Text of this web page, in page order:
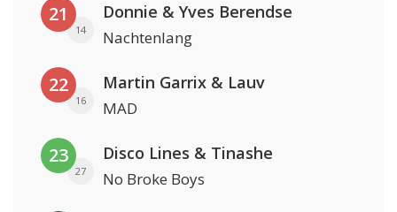
21
14
Donnie & Yves Berendse
Nachtenlang
22
16
Martin Garrix & Lauv
MAD
23
27
Disco Lines & Tinashe
No Broke Boys